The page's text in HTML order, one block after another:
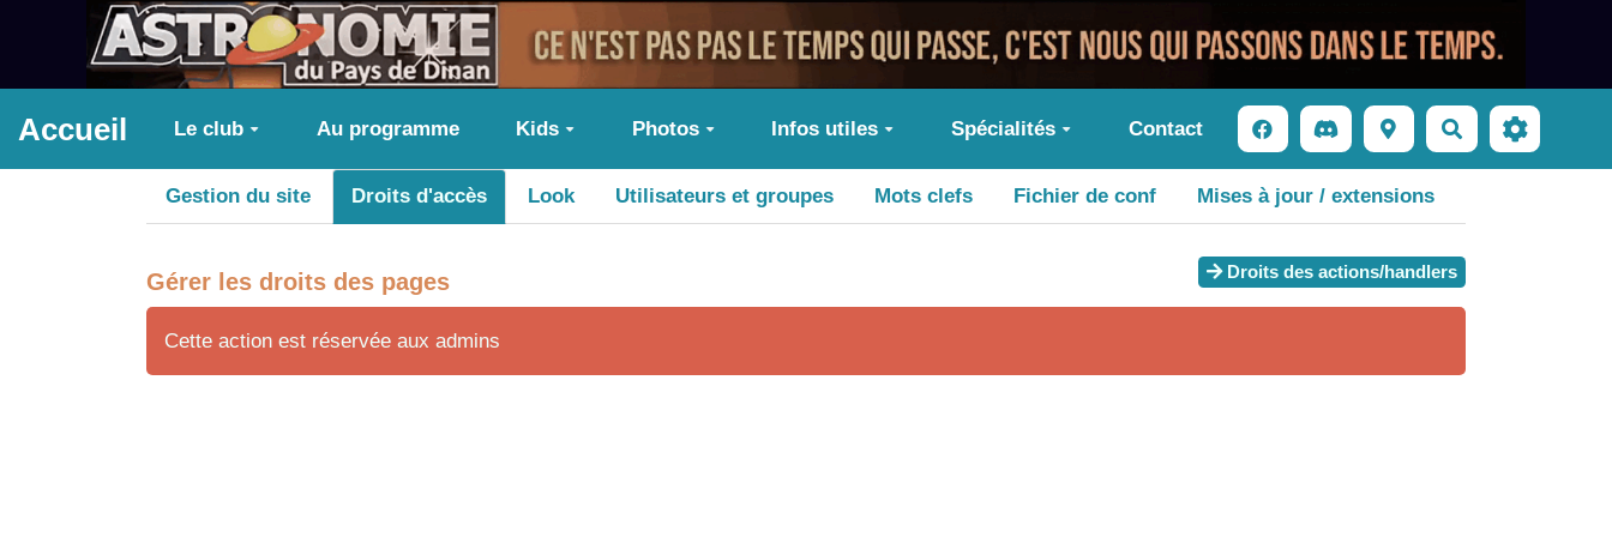
Aller au contenu principal
Accueil Le club Au programme Kids Photos Infos utiles Spécialités Contact Rechercher
Gestion du site Droits d'accès Look Utilisateurs et groupes Mots clefs Fichier de conf Mises à jour / extensions
Droits des actions/handlers
Gérer les droits des pages
Cette action est réservée aux admins